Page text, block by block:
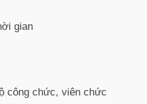
gian
công chức, viên chức